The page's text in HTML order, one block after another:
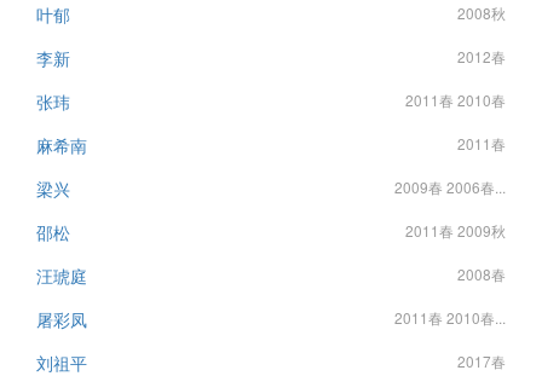
叶郁 2008秋
李新 2012春
张玮 2011春 2010春
麻希南 2011春
梁兴 2009春 2006春...
邵松 2011春 2009秋
汪琥庭 2008春
屠彩凤 2011春 2010春...
刘祖平 2017春